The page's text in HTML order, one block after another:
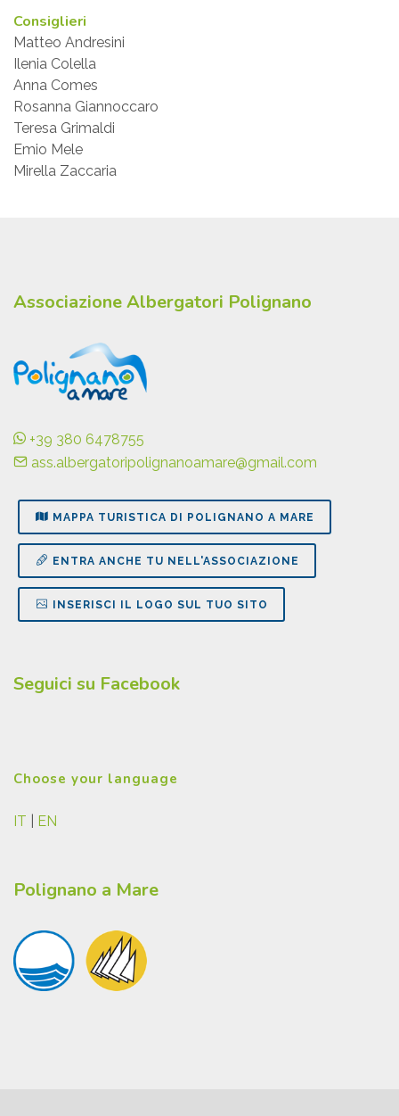
Consiglieri
Matteo Andresini
Ilenia Colella
Anna Comes
Rosanna Giannoccaro
Teresa Grimaldi
Emio Mele
Mirella Zaccaria
Associazione Albergatori Polignano
+39 380 6478755
ass.albergatoripolignanoamare@gmail.com
MAPPA TURISTICA DI POLIGNANO A MARE
ENTRA ANCHE TU NELL'ASSOCIAZIONE
INSERISCI IL LOGO SUL TUO SITO
Seguici su Facebook
Choose your language
IT EN
Polignano a Mare